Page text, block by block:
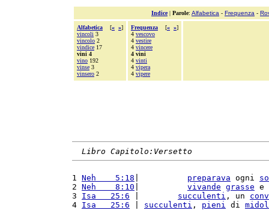
Indice| Parole: Alfabetica - Frequenza -
Alfabetica [« »]
vincoli 3
vincolo 2
vindice 17
vini 4
vino 192
vinse 3
vinsero 2
Frequenza [« »]
4 vescovo
4 vestire
4 vincere
4 vini
4 vinti
4 vipera
4 vipere
Libro Capitolo:Versetto
1 Neh    5:18 preparava ogni
2 Neh    8:10 vivande grasse e
3 Isa   25:6 succulenti , un
4 Isa   25:6 succulenti , pieni di